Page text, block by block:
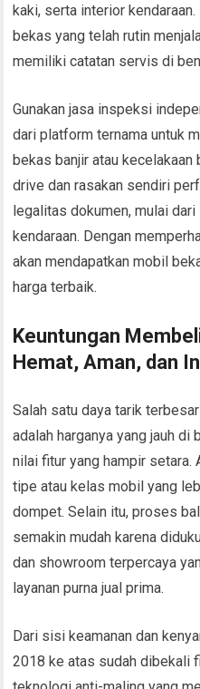
kaki, serta interior
bekas yang telah rutin
memiliki catatan servis di
Gunakan jasa inspeksi
dari platform ternama untuk
bekas banjir atau kecelakaan
drive dan rasakan sendiri
legalitas dokumen, mulai dari
kendaraan. Dengan
akan mendapatkan mobil
harga terbaik.
Keuntungan
Hemat, Aman, dan
Salah satu daya tarik
adalah harganya yang jauh di
nilai fitur yang hampir setara.
tipe atau kelas mobil yang
dompet. Selain itu, proses
semakin mudah karena
dan showroom terpercaya
layanan purna jual prima.
Dari sisi keamanan dan
2018 ke atas sudah dibekali